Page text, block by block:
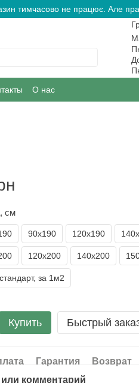
тимчасово не працює. Але
О нас
см
90х190 120х190
120х200 140х200
за 1м2
Купить Быстрый
Гарантия
Возврат
комментарий